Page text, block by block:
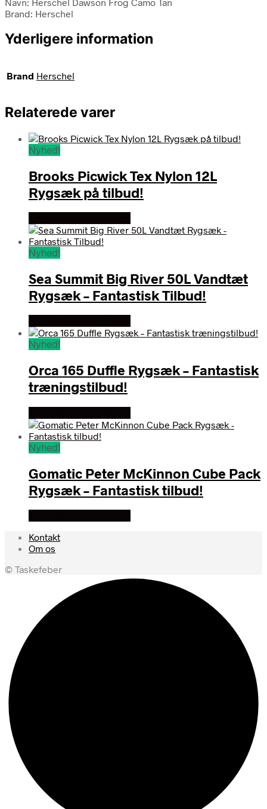
Brand: Herschel
Yderligere information
Brand Herschel
Relaterede varer
Nyhed!
Brooks Picwick Tex Nylon 12L
Rygsæk på tilbud!
Nyhed!
Sea Summit Big River 50L Vandtæt
Rygsæk – Fantastisk Tilbud!
Nyhed!
Orca 165 Duffle Rygsæk – Fantastisk
træningstilbud!
Nyhed!
Gomatic Peter McKinnon Cube Pack
Rygsæk – Fantastisk tilbud!
Kontakt
Om os
© Taskefeber